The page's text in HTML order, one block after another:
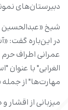
دبیرستان‌‌های
شیخ «عبدالحسین
در این‌باره گفت:
عمرانی اطراف
الغرابی" با عنوان
مهارت‌ها" از جمله
میزبانی از